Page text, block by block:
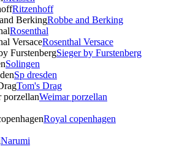
Ritzenhoff
Robbe and Berking
Rosenthal
Rosenthal Versace
Sieger by Furstenberg
Solingen
Sp dresden
Tom's Drag
Weimar porzellan
Royal copenhagen
Narumi